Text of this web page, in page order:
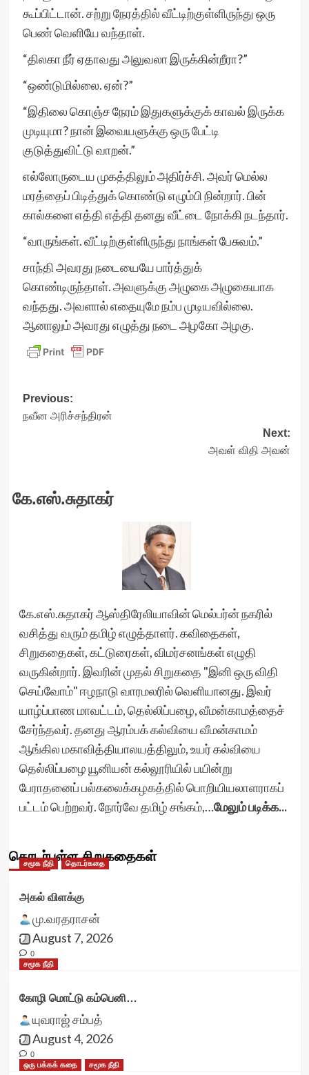
கூப்பிட்டான். சற்று நேரத்தில் வீட்டிற்குள்ளிருந்து ஒரு
பெண் வெளியே வந்தாள்.
“திலகா நீர் ஏதாவது அலுவலா இருக்கின்றீரா?”
“ஒண்டுமில்லை. ஏன்?”
“இதிலை கொஞ்ச நேரம் இதுகளுக்குக் காவல் இருக்க
முடியுமா? நான் இவையளுக்கு ஒரு பேட்டி
குடுத்துவிட்டு வாறன்.”
எல்லோருடைய முகத்திலும் அதிர்ச்சி. அவர் மெல்ல
மரத்தைப் பிடித்துக் கொண்டு எழும்பி நின்றார். பின்
கால்களை எத்தி எத்தி தனது வீட்டை நோக்கி நடந்தார்.
“வாருங்கள். வீட்டிற்குள்ளிருந்து நாங்கள் பேசுவம்.”
சாந்தி அவரது நடையையே பார்த்துக்
கொண்டிருந்தாள். அவளுக்கு அழுகை அழுகையாக
வந்தது. அவளால் எதையுமே நம்ப முடியவில்லை.
ஆனாலும் அவரது எழுத்து நடை அழகோ அழகு.
Post
navigation
Previous:
நவீன அரிச்சந்திரன்
Next:
அவள் விதி அவன்
கே.எஸ்.சுதாகர்
கே.எஸ்.சுதாகர் ஆஸ்திரேலியாவின் மெல்பர்ன் நகரில்
வசித்து வரும் தமிழ் எழுத்தாளர். கவிதைகள்,
சிறுகதைகள், கட்டுரைகள், விமர்சனங்கள் எழுதி
வருகின்றார். இவரின் முதல் சிறுகதை "இனி ஒரு விதி
செய்வோம்" ஈழநாடு வாரமலரில் வெளியானது. இவர்
யாழ்ப்பாண மாவட்டம், தெல்லிப்பழை, வீமன்காமத்தைச்
சேர்ந்தவர். தனது ஆரம்பக் கல்வியை வீமன்காமம்
ஆங்கில மகாவித்தியாலயத்திலும், உயர் கல்வியை
தெல்லிப்பழை யூனியன் கல்லூரியில் பயின்று
பேராதனைப் பல்கலைக்கழகத்தில் பொறியியலாளராகப்
பட்டம் பெற்றவர். நோர்வே தமிழ் சங்கம்,…மேலும் படிக்க...
தொடர்புள்ள சிறுகதைகள்
சமூக நீதி தொடர்கதை
அகல் விளக்கு
மு.வரதராசன்
August 7, 2026
0
சமூக நீதி
கோழி மொட்டு கம்பெனி…
யுவராஜ் சம்பத்
August 4, 2026
0
ஒரு பக்கக் கதை
சமூக நீதி